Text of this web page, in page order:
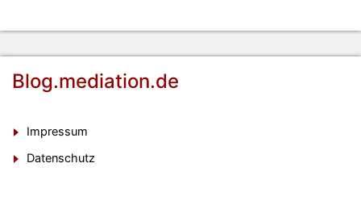
Blog.mediation.de
Impressum
Datenschutz